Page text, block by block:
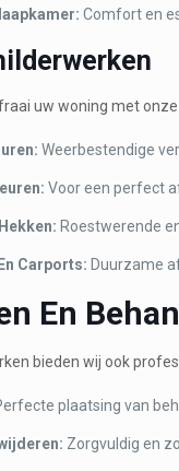
Comfort en
uw woning met
Weerbestendige
Voor een perfect
Roestwerende
Carports: Duurzame
En
bieden wij ook
plaatsing van
Zorgvuldig en